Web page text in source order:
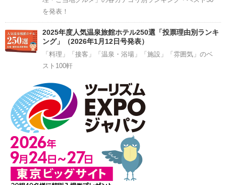
を発表！
2025年度人気温泉旅館ホテル250選「投票理由別ランキ
ング」（2026年1月12日号発表）
「料理」「接客」「温泉・浴場」「施設」「雰囲気」のベ
スト100軒